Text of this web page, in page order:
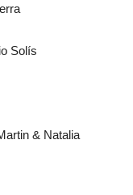
Solís
& Natalia